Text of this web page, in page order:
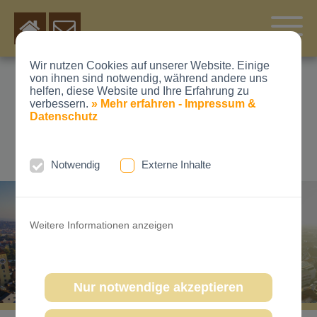
DR. MED. DENT.
MICHAEL SCHUBERT
Wir nutzen Cookies auf unserer Website. Einige
von ihnen sind notwendig, während andere uns
helfen, diese Website und Ihre Erfahrung zu
verbessern.» Mehr erfahren - Impressum &
Datenschutz
Notwendig Externe Inhalte
Weitere Informationen anzeigen
Nur notwendige akzeptieren